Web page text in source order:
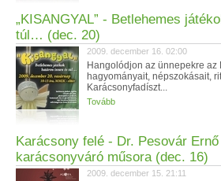
„KISANGYAL” - Betlehemes
túl… (dec. 20)
2009. december 16. 02:00
Hangolódjon az ünnepekre az
hagyományait, népszokásait,
Karácsonyfadíszt...
Tovább
Karácsony felé - Dr. Pesovár
karácsonyváró műsora (dec. 16)
2009. december 15. 21:11